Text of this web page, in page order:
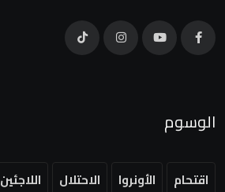
الوسوم
اقتحام الأونروا الاحتلال اللاجئين